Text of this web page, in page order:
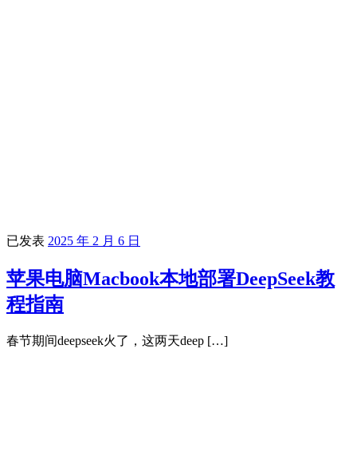
已发表 2025 年 2 月 6 日
苹果电脑Macbook本地部署DeepSeek教
程指南
春节期间deepseek火了，这两天deep […]